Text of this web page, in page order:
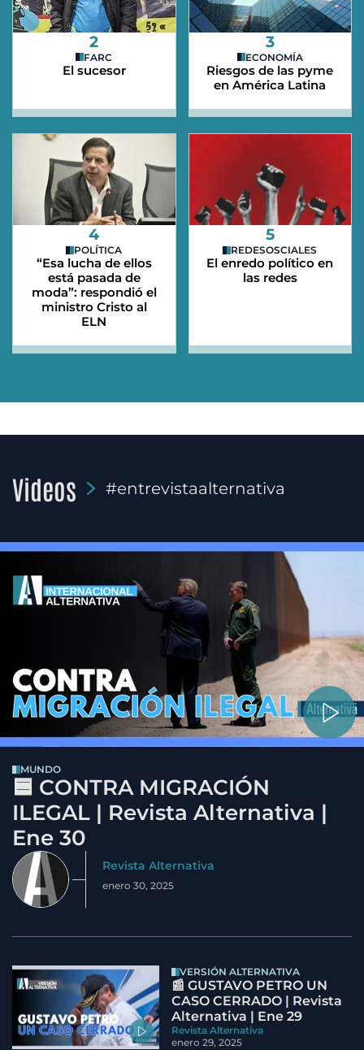
2
FARC
El sucesor
3
ECONOMÍA
Riesgos de las pyme
en América Latina
4
POLÍTICA
“Esa lucha de ellos
está pasada de
moda”: respondió el
ministro Cristo al
ELN
5
REDESOSCIALES
El enredo político en
las redes
Videos #entrevistaalternativa
MUNDO
🟦 CONTRA MIGRACIÓN
ILEGAL | Revista Alternativa |
Ene 30
Revista Alternativa
enero 30, 2025
VERSIÓN ALTERNATIVA
📰 GUSTAVO PETRO UN
CASO CERRADO | Revista
Alternativa | Ene 29
Revista Alternativa
enero 29, 2025